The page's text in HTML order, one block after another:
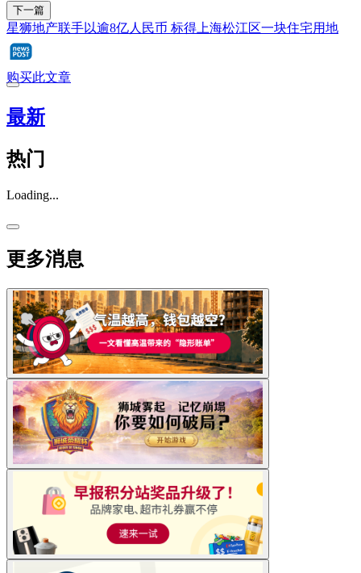
下一篇
星狮地产联手以逾8亿人民币 标得上海松江区一块住宅用地
购买此文章
最新
热门
Loading...
更多消息